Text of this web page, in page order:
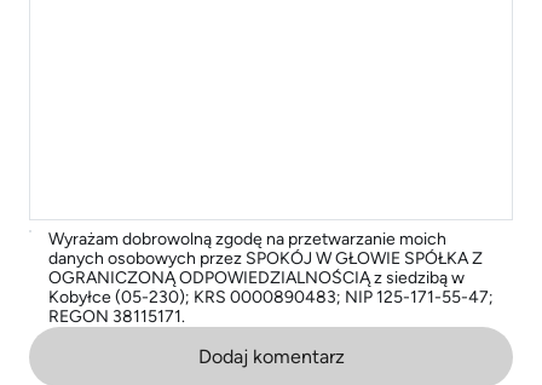
Wyrażam dobrowolną zgodę na przetwarzanie moich
danych osobowych przez SPOKÓJ W GŁOWIE SPÓŁKA Z
OGRANICZONĄ ODPOWIEDZIALNOŚCIĄ z siedzibą w
Kobyłce (05-230); KRS 0000890483; NIP 125-171-55-47;
REGON 38115171.
Dodaj komentarz